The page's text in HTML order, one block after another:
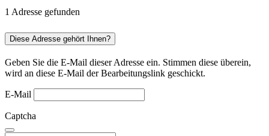
1 Adresse gefunden
Diese Adresse gehört Ihnen?
Geben Sie die E-Mail dieser Adresse ein. Stimmen diese überein,
wird an diese E-Mail der Bearbeitungslink geschickt.
E-Mail
Captcha